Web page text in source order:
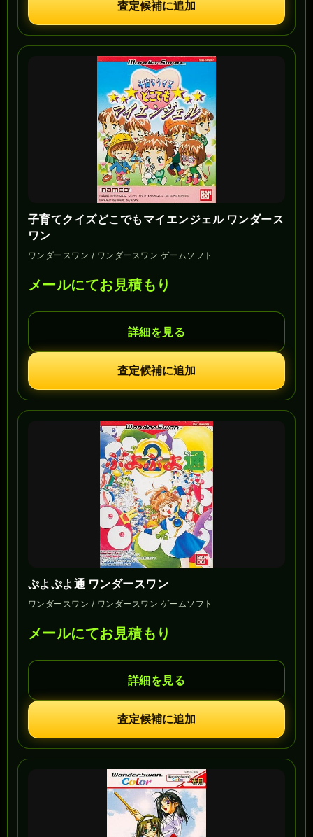
査定候補に追加
子育てクイズどこでもマイエンジェル ワンダース
ワン
ワンダースワン / ワンダースワン ゲームソフト
メールにてお見積もり
詳細を見る
査定候補に追加
ぷよぷよ通 ワンダースワン
ワンダースワン / ワンダースワン ゲームソフト
メールにてお見積もり
詳細を見る
査定候補に追加